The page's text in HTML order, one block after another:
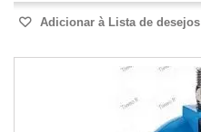
Adicionar à Lista de desejos